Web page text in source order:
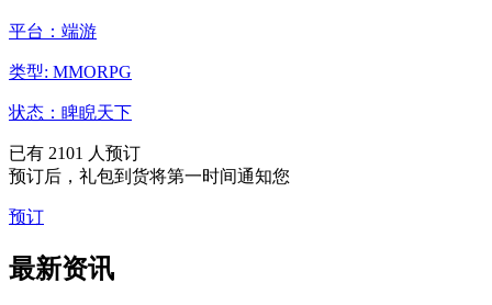
平台：端游
类型: MMORPG
状态：睥睨天下
已有 2101 人预订
预订后，礼包到货将第一时间通知您
预订
最新资讯